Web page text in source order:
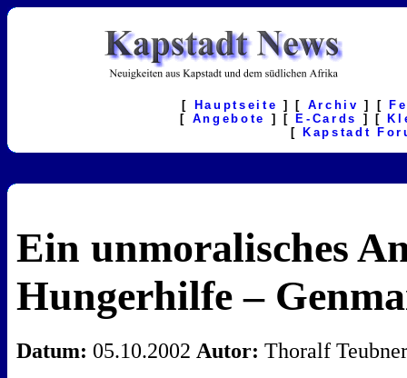
[ Hauptseite ] [ Archiv ] [
[ Angebote ] [ E-Cards ] [
[
Kapstadt
Ein unmoralisches
Hungerhilfe –
Datum: 05.10.2002 Autor: Thoralf